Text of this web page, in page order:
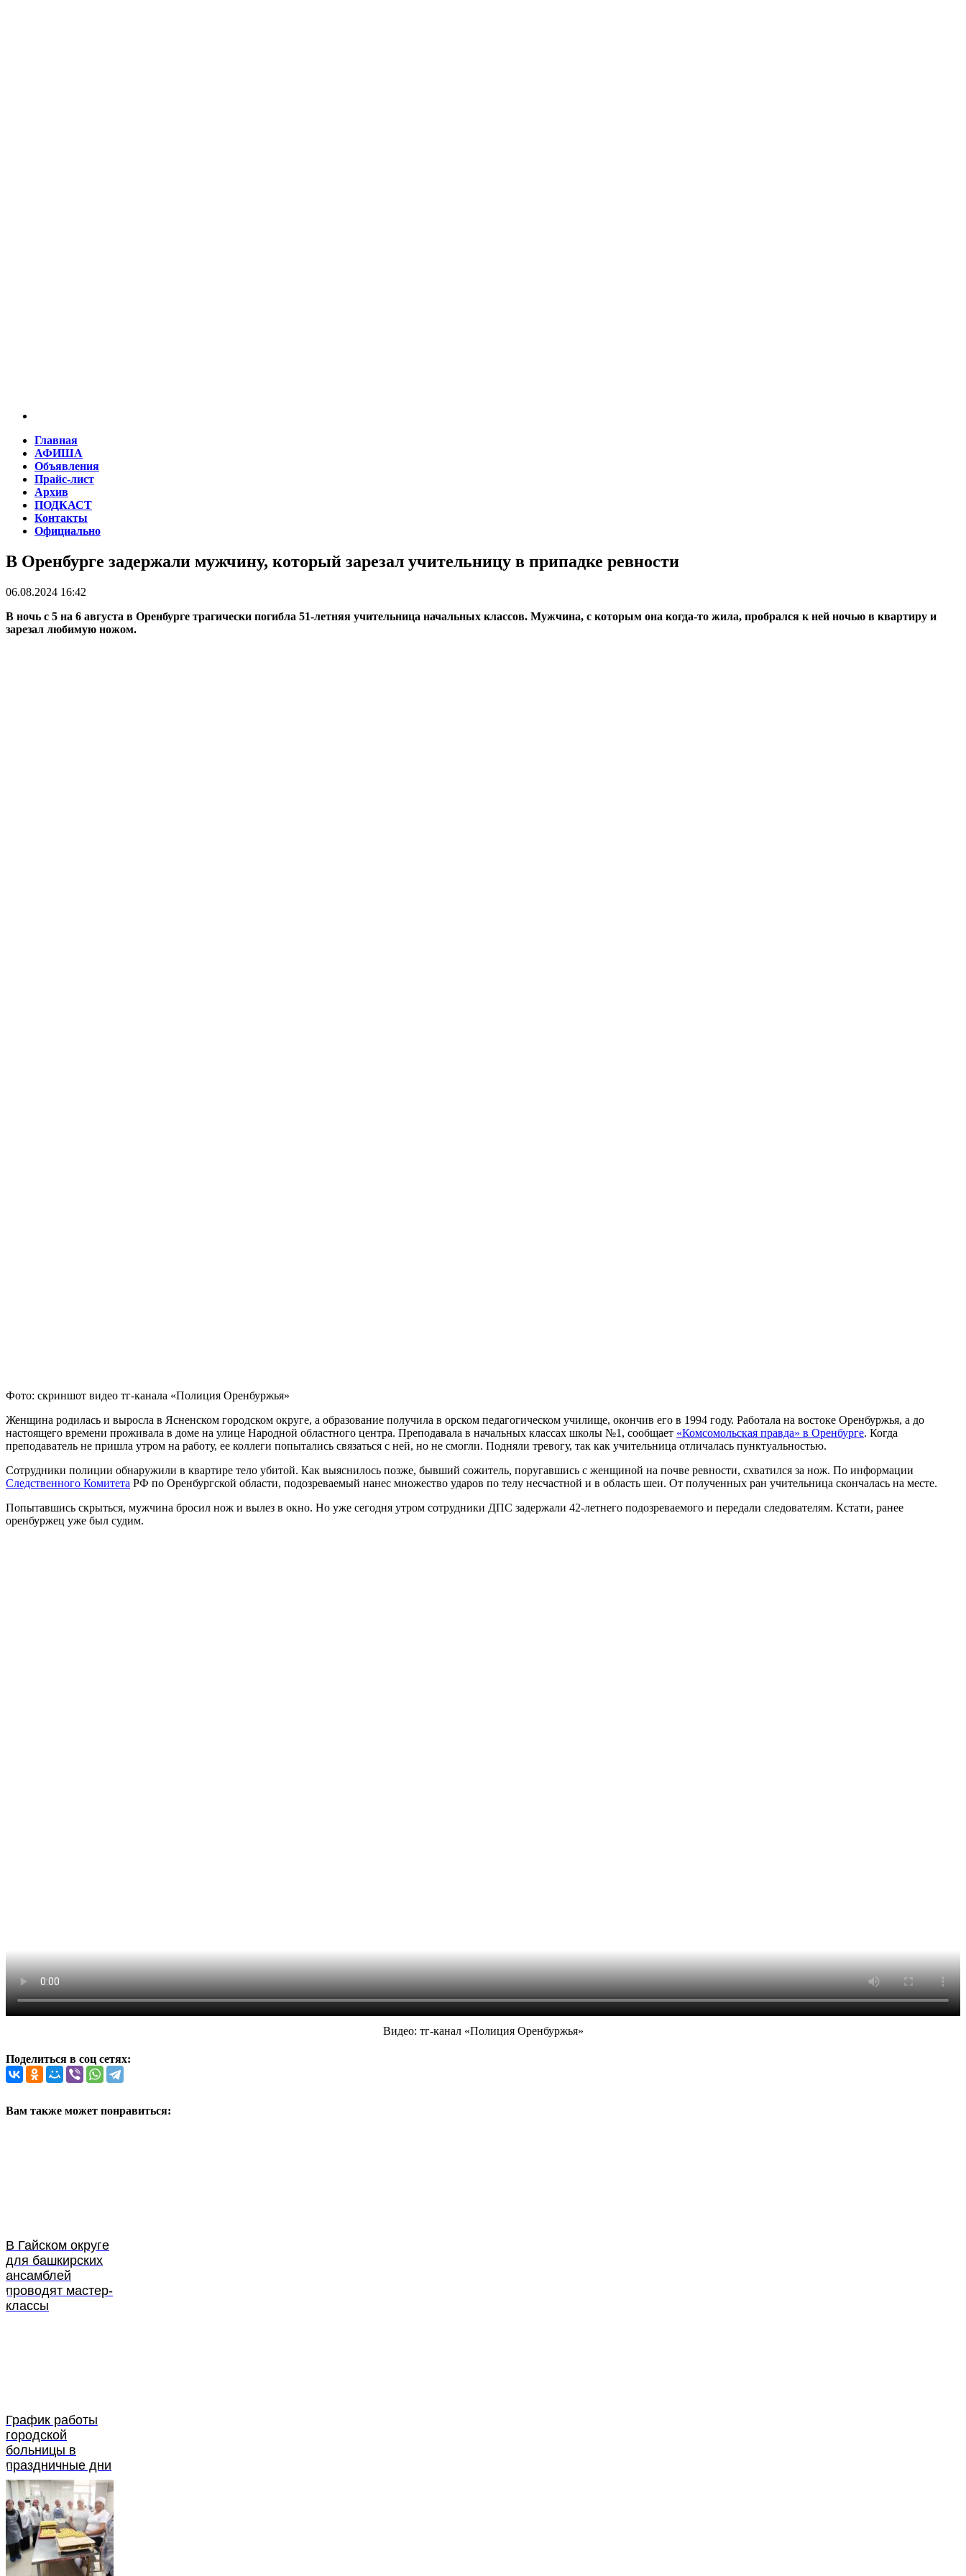
Главная
АФИША
Объявления
Прайс-лист
Архив
ПОДКАСТ
Контакты
Официально
В Оренбурге задержали мужчину, который зарезал учительницу в припадке ревности
06.08.2024 16:42
В ночь с 5 на 6 августа в Оренбурге трагически погибла 51-летняя учительница начальных классов. Мужчина, с которым она когда-то жила, пробрался к ней ночью в квартиру и
зарезал любимую ножом.
Фото: скриншот видео тг-канала «Полиция Оренбуржья»
Женщина родилась и выросла в Ясненском городском округе, а образование получила в орском педагогическом училище, окончив его в 1994 году. Работала на востоке Оренбуржья, а до
настоящего времени проживала в доме на улице Народной областного центра. Преподавала в начальных классах школы №1, сообщает «Комсомольская правда» в Оренбурге. Когда
преподаватель не пришла утром на работу, ее коллеги попытались связаться с ней, но не смогли. Подняли тревогу, так как учительница отличалась пунктуальностью.
Сотрудники полиции обнаружили в квартире тело убитой. Как выяснилось позже, бывший сожитель, поругавшись с женщиной на почве ревности, схватился за нож. По информации
Следственного Комитета РФ по Оренбургской области, подозреваемый нанес множество ударов по телу несчастной и в область шеи. От полученных ран учительница скончалась на месте.
Попытавшись скрыться, мужчина бросил нож и вылез в окно. Но уже сегодня утром сотрудники ДПС задержали 42-летнего подозреваемого и передали следователям. Кстати, ранее
оренбуржец уже был судим.
Видео: тг-канал «Полиция Оренбуржья»
Поделиться в соц сетях:
Вам также может понравиться:
В Гайском округе
для башкирских
ансамблей
проводят мастер-
классы
График работы
городской
больницы в
праздничные дни